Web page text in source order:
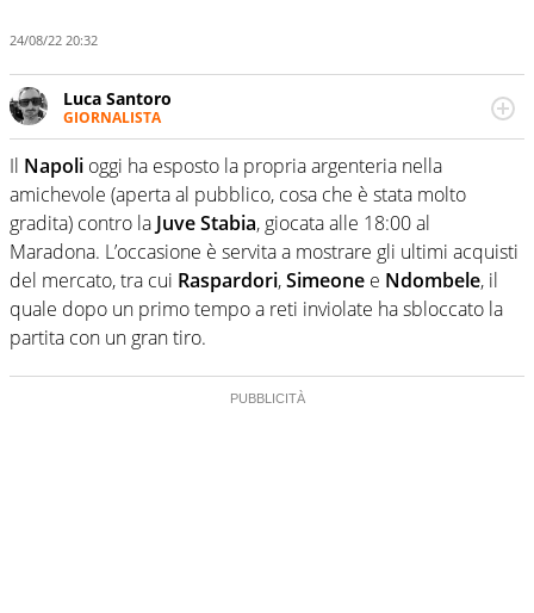
24/08/22 20:32
Luca Santoro
GIORNALISTA
Esperto di Motorsport ma, più in generale, appassionato
di tutto ciò che sia Sport, anche senza il Motor. Dà il
meglio di sé quando la strada fa largo alle due o alle
quattro ruote
Il Napoli oggi ha esposto la propria argenteria nella
amichevole (aperta al pubblico, cosa che è stata molto
gradita) contro la Juve Stabia, giocata alle 18:00 al
Maradona. L’occasione è servita a mostrare gli ultimi acquisti
del mercato, tra cui Raspardori,Simeone e Ndombele, il
quale dopo un primo tempo a reti inviolate ha sbloccato la
partita con un gran tiro.